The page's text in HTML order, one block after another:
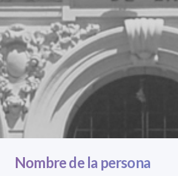
Nombre de la persona